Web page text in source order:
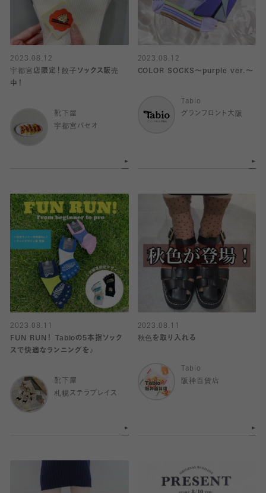
2023.08.12
宇都宮店限定！餃子ソックス販売
中！
靴下屋
宇都宮パセオ
2023.08.12
COLOR SOCKS〜purple ver.〜
Tabio
グランフロント大阪
2023.08.11
FUN RUN！ Tabioの5本指ソック
スで快適なランニングを♪
靴下屋
札幌ステラプレイス
2023.08.11
秋色を取り入れる
Tabio
阪神百貨店